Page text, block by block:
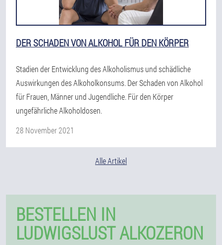
DER SCHADEN VON ALKOHOL FÜR DEN KÖRPER
Stadien der Entwicklung des Alkoholismus und schädliche
Auswirkungen des Alkoholkonsums. Der Schaden von Alkohol
für Frauen, Männer und Jugendliche. Für den Körper
ungefährliche Alkoholdosen.
28 November 2021
Alle Artikel
BESTELLEN IN
LUDWIGSLUST ALKOZERON